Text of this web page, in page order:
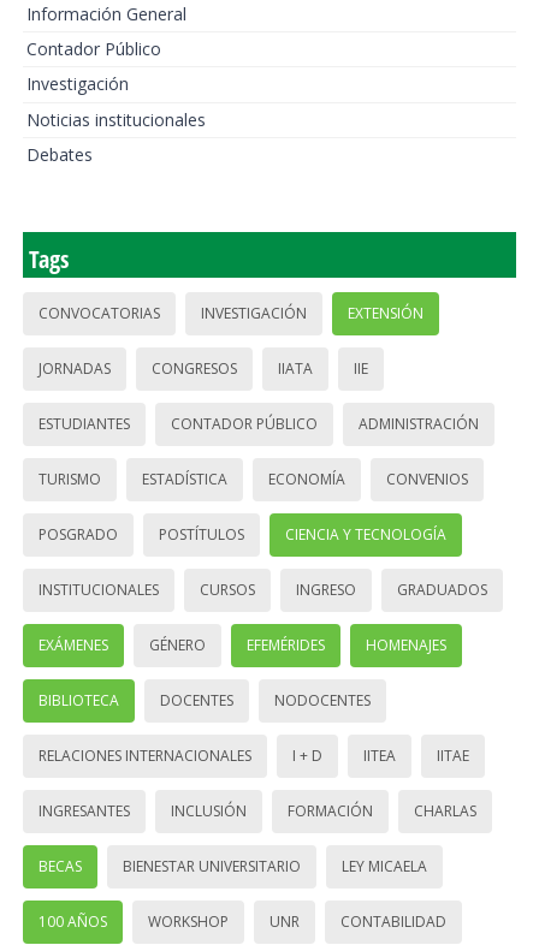
Información General
Contador Público
Investigación
Noticias institucionales
Debates
Tags
CONVOCATORIAS INVESTIGACIÓN EXTENSIÓN
JORNADAS CONGRESOS IIATA IIE
ESTUDIANTES CONTADOR PÚBLICO ADMINISTRACIÓN
TURISMO ESTADÍSTICA ECONOMÍA CONVENIOS
POSGRADO POSTÍTULOS CIENCIA Y TECNOLOGÍA
INSTITUCIONALES CURSOS INGRESO GRADUADOS
EXÁMENES GÉNERO EFEMÉRIDES HOMENAJES
BIBLIOTECA DOCENTES NODOCENTES
RELACIONES INTERNACIONALES I + D IITEA IITAE
INGRESANTES INCLUSIÓN FORMACIÓN CHARLAS
BECAS BIENESTAR UNIVERSITARIO LEY MICAELA
100 AÑOS WORKSHOP UNR CONTABILIDAD